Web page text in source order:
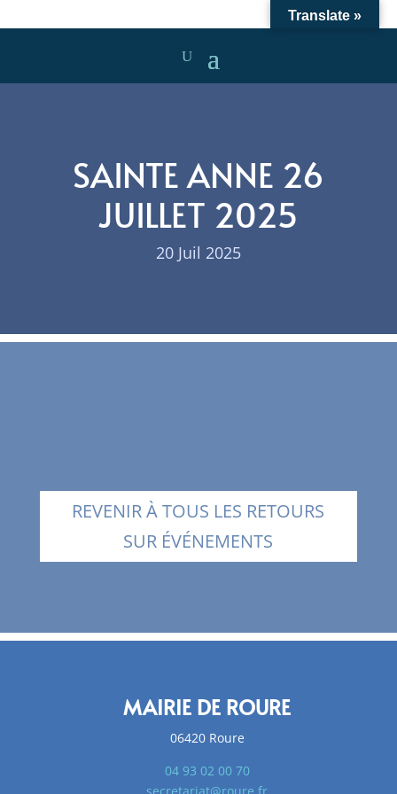
SAINTE ANNE 26
JUILLET 2025
20 Juil 2025
REVENIR À TOUS LES RETOURS
SUR ÉVÉNEMENTS
MAIRIE DE ROURE
06420 Roure
04 93 02 00 70
Translate »